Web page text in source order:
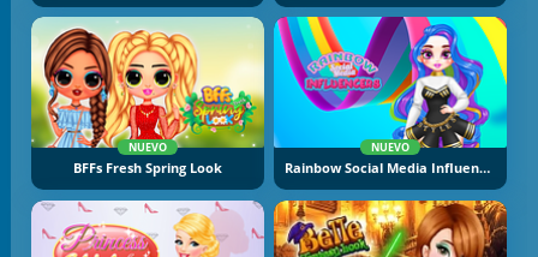
NUEVO
BFFs Fresh Spring Look
NUEVO
Rainbow Social Media Influencers